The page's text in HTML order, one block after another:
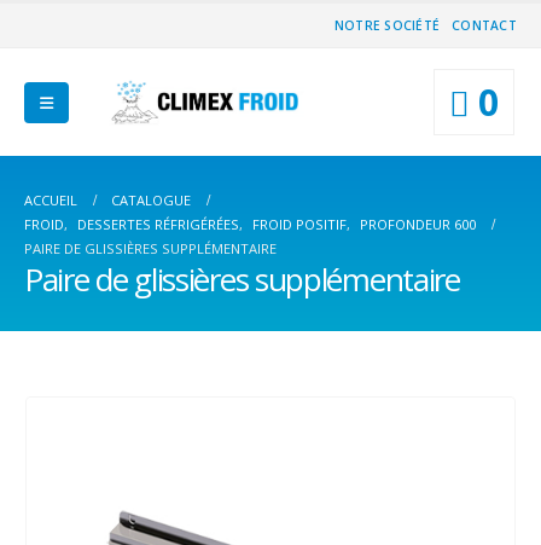
NOTRE SOCIÉTÉ CONTACT
0
ACCUEIL
CATALOGUE
FROID, DESSERTES RÉFRIGÉRÉES, FROID POSITIF,
PROFONDEUR 600
PAIRE DE GLISSIÈRES SUPPLÉMENTAIRE
Paire de glissières supplémentaire